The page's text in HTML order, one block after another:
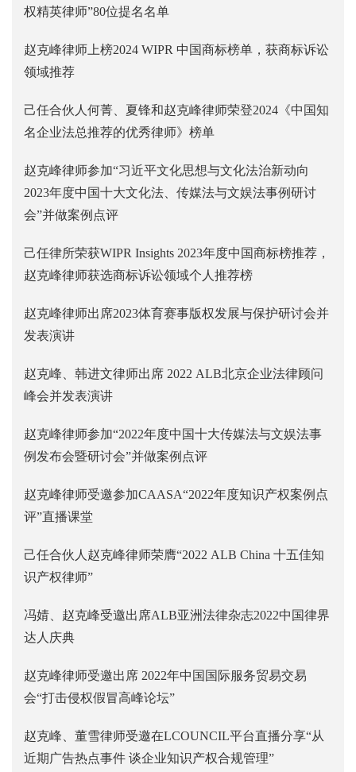
权精英律师”80位提名名单
赵克峰律师上榜2024 WIPR 中国商标榜单，获商标诉讼
领域推荐
己任合伙人何菁、夏锋和赵克峰律师荣登2024《中国知
名企业法总推荐的优秀律师》榜单
赵克峰律师参加“习近平文化思想与文化法治新动向
2023年度中国十大文化法、传媒法与文娱法事例研讨
会”并做案例点评
己任律所荣获WIPR Insights 2023年度中国商标榜推荐，
赵克峰律师获选商标诉讼领域个人推荐榜
赵克峰律师出席2023体育赛事版权发展与保护研讨会并
发表演讲
赵克峰、韩进文律师出席 2022 ALB北京企业法律顾问
峰会并发表演讲
赵克峰律师参加“2022年度中国十大传媒法与文娱法事
例发布会暨研讨会”并做案例点评
赵克峰律师受邀参加CAASA“2022年度知识产权案例点
评”直播课堂
己任合伙人赵克峰律师荣膺“2022 ALB China 十五佳知
识产权律师”
冯婧、赵克峰受邀出席ALB亚洲法律杂志2022中国律界
达人庆典
赵克峰律师受邀出席 2022年中国国际服务贸易交易
会“打击侵权假冒高峰论坛”
赵克峰、董雪律师受邀在LCOUNCIL平台直播分享“从
近期广告热点事件 谈企业知识产权合规管理”